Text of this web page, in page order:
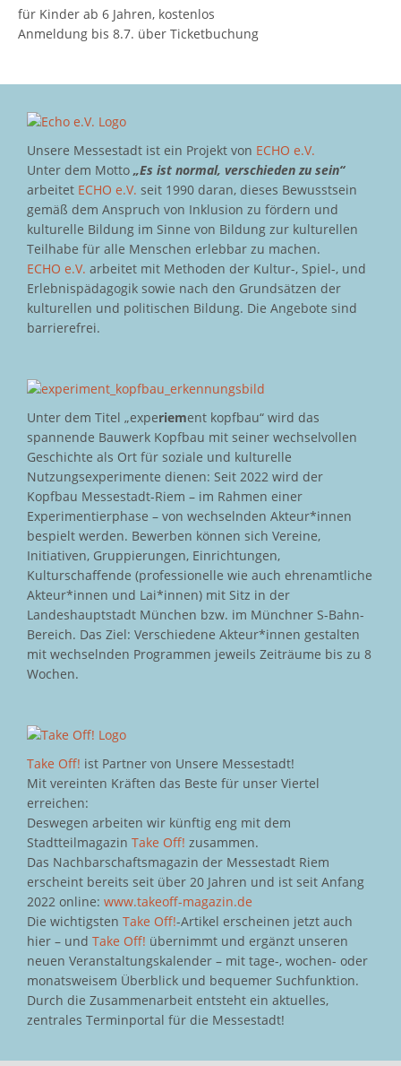
für Kinder ab 6 Jahren, kostenlos
Anmeldung bis 8.7. über Ticketbuchung
Unsere Messestadt ist ein Projekt von ECHO e.V.
Unter dem Motto „Es ist normal, verschieden zu sein“
arbeitet ECHO e.V. seit 1990 daran, dieses Bewusstsein
gemäß dem Anspruch von Inklusion zu fördern und
kulturelle Bildung im Sinne von Bildung zur kulturellen
Teilhabe für alle Menschen erlebbar zu machen.
ECHO e.V. arbeitet mit Methoden der Kultur-, Spiel-, und
Erlebnispädagogik sowie nach den Grundsätzen der
kulturellen und politischen Bildung. Die Angebote sind
barrierefrei.
Unter dem Titel „experiement kopfbau“ wird das
spannende Bauwerk Kopfbau mit seiner wechselvollen
Geschichte als Ort für soziale und kulturelle
Nutzungsexperimente dienen: Seit 2022 wird der
Kopfbau Messestadt-Riem – im Rahmen einer
Experimentierphase – von wechselnden Akteur*innen
bespielt werden. Bewerben können sich Vereine,
Initiativen, Gruppierungen, Einrichtungen,
Kulturschaffende (professionelle wie auch ehrenamtliche
Akteur*innen und Lai*innen) mit Sitz in der
Landeshauptstadt München bzw. im Münchner S-Bahn-
Bereich. Das Ziel: Verschiedene Akteur*innen gestalten
mit wechselnden Programmen jeweils Zeiträume bis zu 8
Wochen.
Take Off! ist Partner von Unsere Messestadt!
Mit vereinten Kräften das Beste für unser Viertel
erreichen:
Deswegen arbeiten wir künftig eng mit dem
Stadtteilmagazin Take Off! zusammen.
Das Nachbarschaftsmagazin der Messestadt Riem
erscheint bereits seit über 20 Jahren und ist seit Anfang
2022 online: www.takeoff-magazin.de
Die wichtigsten Take Off!-Artikel erscheinen jetzt auch
hier – und Take Off! übernimmt und ergänzt unseren
neuen Veranstaltungskalender – mit tage-, wochen- oder
monatsweisem Überblick und bequemer Suchfunktion.
Durch die Zusammenarbeit entsteht ein aktuelles,
zentrales Terminportal für die Messestadt!